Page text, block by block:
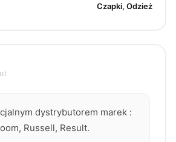
Czapki, Odzież
dystrybutorem marek :
Russell, Result.